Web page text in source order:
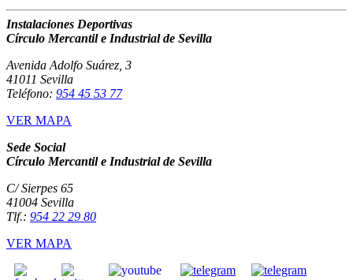
Instalaciones Deportivas
Círculo Mercantil e Industrial de Sevilla
Avenida Adolfo Suárez, 3
41011 Sevilla
Teléfono: 954 45 53 77
VER MAPA
Sede Social
Círculo Mercantil e Industrial de Sevilla
C/ Sierpes 65
41004 Sevilla
Tlf.: 954 22 29 80
VER MAPA